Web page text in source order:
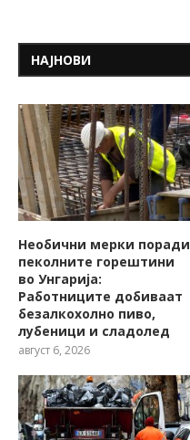
НАЈНОВИ
Необични мерки поради
пеколните горештини
во Унгарија:
Работниците добиваат
безалкохолно пиво,
лубеници и сладолед
август 6, 2026